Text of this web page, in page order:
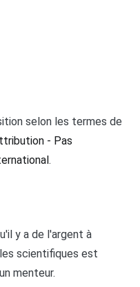
selon les termes de
- Pas
.
y a de l'argent à
scientifiques est
menteur.